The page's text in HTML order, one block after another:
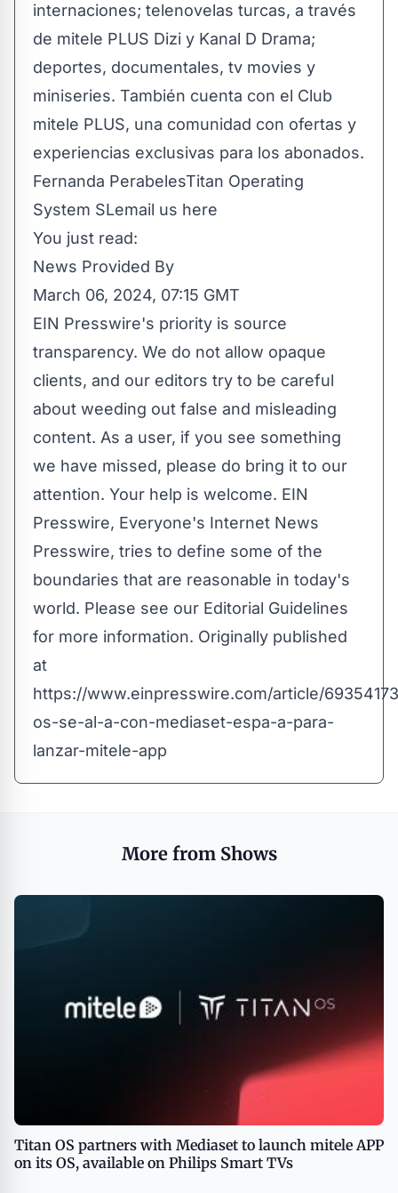
internaciones; telenovelas turcas, a través
de mitele PLUS Dizi y Kanal D Drama;
deportes, documentales, tv movies y
miniseries. También cuenta con el Club
mitele PLUS, una comunidad con ofertas y
experiencias exclusivas para los abonados.
Fernanda PerabelesTitan Operating
System SLemail us here
You just read:
News Provided By
March 06, 2024, 07:15 GMT
EIN Presswire's priority is source
transparency. We do not allow opaque
clients, and our editors try to be careful
about weeding out false and misleading
content. As a user, if you see something
we have missed, please do bring it to our
attention. Your help is welcome. EIN
Presswire, Everyone's Internet News
Presswire, tries to define some of the
boundaries that are reasonable in today's
world. Please see our Editorial Guidelines
for more information. Originally published
at
https://www.einpresswire.com/article/
os-se-al-a-con-mediaset-espa-a-para-
lanzar-mitele-app
More from Shows
Titan OS partners with Mediaset to launch mitele APP
on its OS, available on Philips Smart TVs